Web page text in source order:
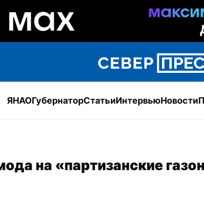
ЯНАОГубернаторСтатьиИнтервьюНовости
на «партизанские